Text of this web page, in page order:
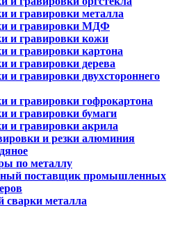
и гравировки металла
и гравировки МДФ
и гравировки кожи
и гравировки картона
и гравировки дерева
и гравировки двухстороннего
и гравировки гофрокартона
и гравировки бумаги
и гравировки акрила
и резки алюминия
по металлу
поставщик промышленных
сварки металла